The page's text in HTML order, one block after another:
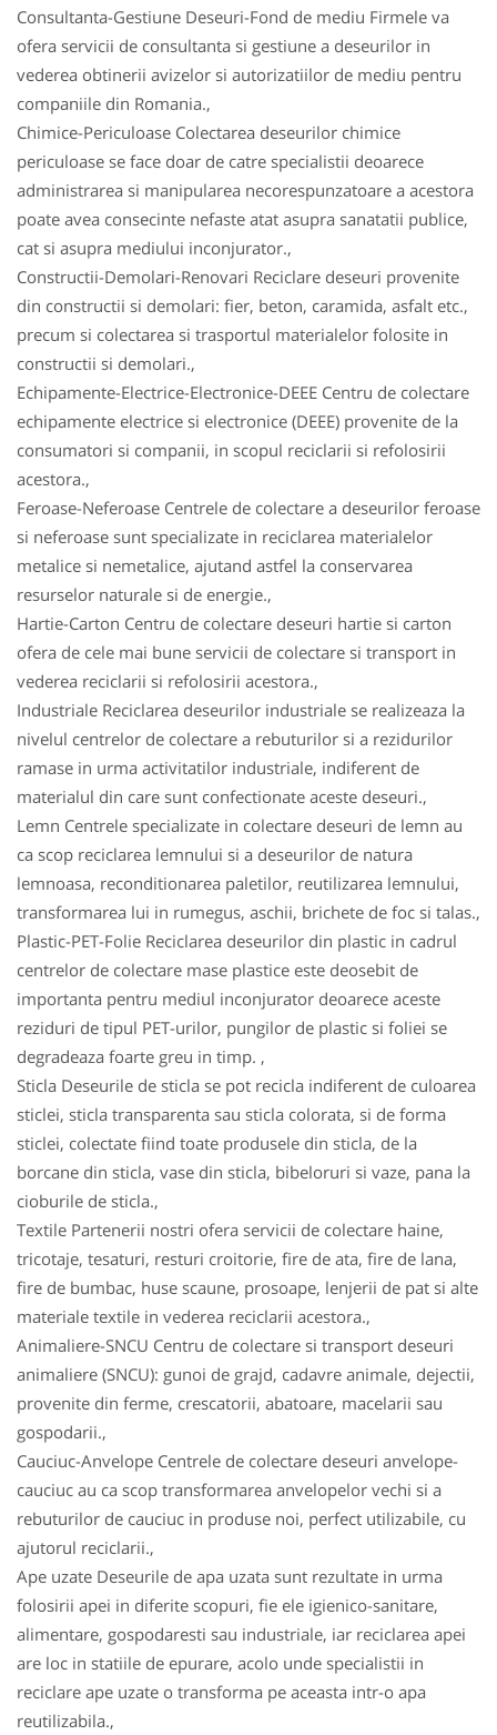
Consultanta-Gestiune Deseuri-Fond de mediu Firmele va
ofera servicii de consultanta si gestiune a deseurilor in
vederea obtinerii avizelor si autorizatiilor de mediu pentru
companiile din Romania.,
Chimice-Periculoase Colectarea deseurilor chimice
periculoase se face doar de catre specialistii deoarece
administrarea si manipularea necorespunzatoare a acestora
poate avea consecinte nefaste atat asupra sanatatii publice,
cat si asupra mediului inconjurator.,
Constructii-Demolari-Renovari Reciclare deseuri provenite
din constructii si demolari: fier, beton, caramida, asfalt etc.,
precum si colectarea si trasportul materialelor folosite in
constructii si demolari.,
Echipamente-Electrice-Electronice-DEEE Centru de colectare
echipamente electrice si electronice (DEEE) provenite de la
consumatori si companii, in scopul reciclarii si refolosirii
acestora.,
Feroase-Neferoase Centrele de colectare a deseurilor feroase
si neferoase sunt specializate in reciclarea materialelor
metalice si nemetalice, ajutand astfel la conservarea
resurselor naturale si de energie.,
Hartie-Carton Centru de colectare deseuri hartie si carton
ofera de cele mai bune servicii de colectare si transport in
vederea reciclarii si refolosirii acestora.,
Industriale Reciclarea deseurilor industriale se realizeaza la
nivelul centrelor de colectare a rebuturilor si a rezidurilor
ramase in urma activitatilor industriale, indiferent de
materialul din care sunt confectionate aceste deseuri.,
Lemn Centrele specializate in colectare deseuri de lemn au
ca scop reciclarea lemnului si a deseurilor de natura
lemnoasa, reconditionarea paletilor, reutilizarea lemnului,
transformarea lui in rumegus, aschii, brichete de foc si talas.,
Plastic-PET-Folie Reciclarea deseurilor din plastic in cadrul
centrelor de colectare mase plastice este deosebit de
importanta pentru mediul inconjurator deoarece aceste
reziduri de tipul PET-urilor, pungilor de plastic si foliei se
degradeaza foarte greu in timp. ,
Sticla Deseurile de sticla se pot recicla indiferent de culoarea
sticlei, sticla transparenta sau sticla colorata, si de forma
sticlei, colectate fiind toate produsele din sticla, de la
borcane din sticla, vase din sticla, bibeloruri si vaze, pana la
cioburile de sticla.,
Textile Partenerii nostri ofera servicii de colectare haine,
tricotaje, tesaturi, resturi croitorie, fire de ata, fire de lana,
fire de bumbac, huse scaune, prosoape, lenjerii de pat si alte
materiale textile in vederea reciclarii acestora.,
Animaliere-SNCU Centru de colectare si transport deseuri
animaliere (SNCU): gunoi de grajd, cadavre animale, dejectii,
provenite din ferme, crescatorii, abatoare, macelarii sau
gospodarii.,
Cauciuc-Anvelope Centrele de colectare deseuri anvelope-
cauciuc au ca scop transformarea anvelopelor vechi si a
rebuturilor de cauciuc in produse noi, perfect utilizabile, cu
ajutorul reciclarii.,
Ape uzate Deseurile de apa uzata sunt rezultate in urma
folosirii apei in diferite scopuri, fie ele igienico-sanitare,
alimentare, gospodaresti sau industriale, iar reciclarea apei
are loc in statiile de epurare, acolo unde specialistii in
reciclare ape uzate o transforma pe aceasta intr-o apa
reutilizabila.,